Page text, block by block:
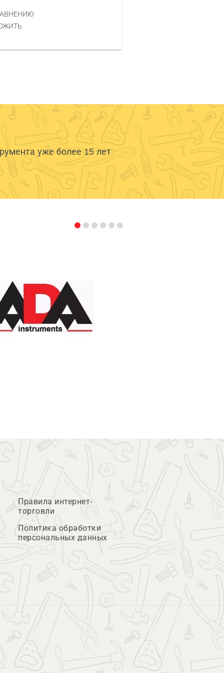
уже более 15 лет
Правила интернет-
торговли
Политика обработки
персональных данных